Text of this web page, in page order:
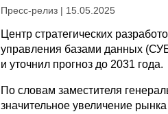
Пресс-релиз | 15.05.2025
Центр стратегических
управления базами данных
и уточнил прогноз до 2031 года.
По словам заместителя
значительное увеличение